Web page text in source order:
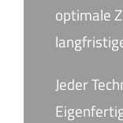
optimale
Jeder